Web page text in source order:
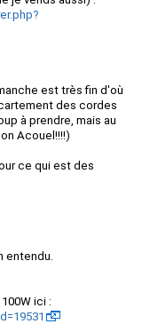
est très fin d'où
des cordes
à prendre, mais au
Acouel!!!!)
ce qui est des
entendu.
ici :